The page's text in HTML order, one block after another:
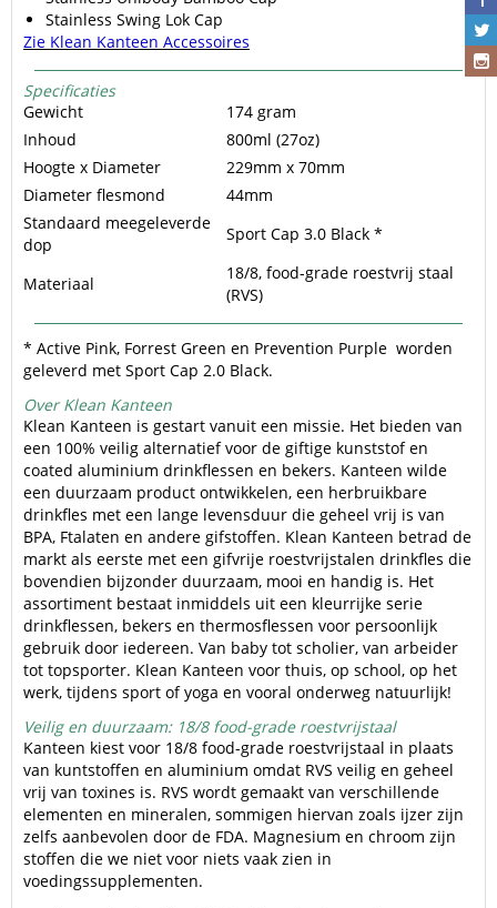
Stainless Swing Lok Cap
Zie Klean Kanteen Accessoires
Specificaties
Gewicht
174 gram
Inhoud
800ml (27oz)
Hoogte x Diameter
229mm x 70mm
Diameter flesmond
44mm
Standaard meegeleverde
dop
Sport Cap 3.0 Black *
Materiaal
18/8, food-grade roestvrij staal
(RVS)
* Active Pink, Forrest Green en Prevention Purple worden
geleverd met Sport Cap 2.0 Black.
Over Klean Kanteen
Klean Kanteen is gestart vanuit een missie. Het bieden van
een 100% veilig alternatief voor de giftige kunststof en
coated aluminium drinkflessen en bekers. Kanteen wilde
een duurzaam product ontwikkelen, een herbruikbare
drinkfles met een lange levensduur die geheel vrij is van
BPA, Ftalaten en andere gifstoffen. Klean Kanteen betrad de
markt als eerste met een gifvrije roestvrijstalen drinkfles die
bovendien bijzonder duurzaam, mooi en handig is. Het
assortiment bestaat inmiddels uit een kleurrijke serie
drinkflessen, bekers en thermosflessen voor persoonlijk
gebruik door iedereen. Van baby tot scholier, van arbeider
tot topsporter. Klean Kanteen voor thuis, op school, op het
werk, tijdens sport of yoga en vooral onderweg natuurlijk!
Veilig en duurzaam: 18/8 food-grade roestvrijstaal
Kanteen kiest voor 18/8 food-grade roestvrijstaal in plaats
van kuntstoffen en aluminium omdat RVS veilig en geheel
vrij van toxines is. RVS wordt gemaakt van verschillende
elementen en mineralen, sommigen hiervan zoals ijzer zijn
zelfs aanbevolen door de FDA. Magnesium en chroom zijn
stoffen die we niet voor niets vaak zien in
voedingssupplementen.